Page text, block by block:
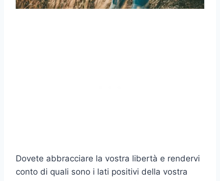
Dovete abbracciare la vostra libertà e rendervi
conto di quali sono i lati positivi della vostra